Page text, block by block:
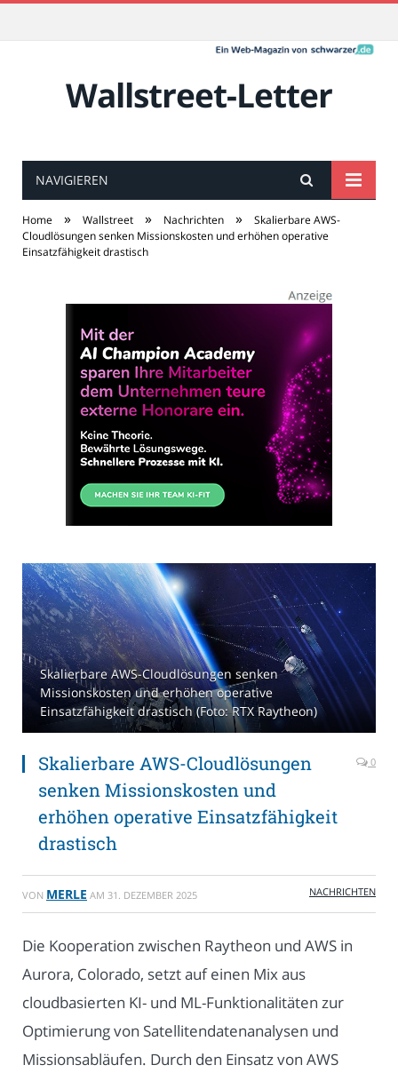
Wallstreet-Letter
NAVIGIEREN
Home » Wallstreet » Nachrichten »
Skalierbare AWS-
Cloudlösungen senken Missionskosten und erhöhen operative
Einsatzfähigkeit drastisch
Skalierbare AWS-Cloudlösungen senken
Missionskosten und erhöhen operative
Einsatzfähigkeit drastisch (Foto: RTX Raytheon)
Skalierbare AWS-Cloudlösungen
senken Missionskosten und
erhöhen operative Einsatzfähigkeit
drastisch
0
VON MERLE AM 31. DEZEMBER 2025 NACHRICHTEN
Die Kooperation zwischen Raytheon und AWS in
Aurora, Colorado, setzt auf einen Mix aus
cloudbasierten KI- und ML-Funktionalitäten zur
Optimierung von Satellitendatenanalysen und
Missionsabläufen. Durch den Einsatz von AWS